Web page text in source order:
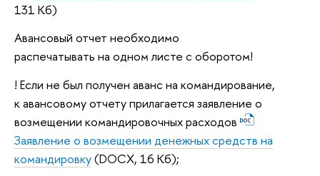
131 Кб)
Авансовый отчет необходимо
распечатывать на одном листе с оборотом!
! Если не был получен аванс на командирование,
к авансовому отчету прилагается заявление о
возмещении командировочных расходов
Заявление о возмещении денежных средств на
командировку(DOCX, 16 Кб);